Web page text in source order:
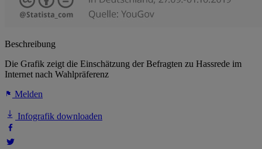
Beschreibung
Die Grafik zeigt die Einschätzung der Befragten zu Hassrede im
Internet nach Wahlpräferenz
Melden
Infografik downloaden